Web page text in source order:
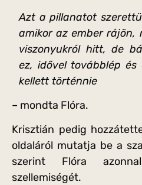
Azt a pillanatot
amikor az ember rájön,
viszonyukról hitt, de
ez, idővel továbblép
kellett történnie
– mondta Flóra.
Krisztián pedig
oldaláról mutatja be a
szerint Flóra
szellemiségét.